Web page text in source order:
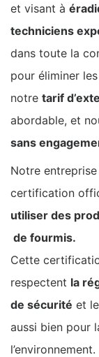
et visant à
techniciens
dans toute la
pour éliminer
notre tarif
abordable, et
sans
Notre
certification
utiliser des
de fourmis.
Cette
respectent la
de sécurité et
aussi bien pour
l’environnement.